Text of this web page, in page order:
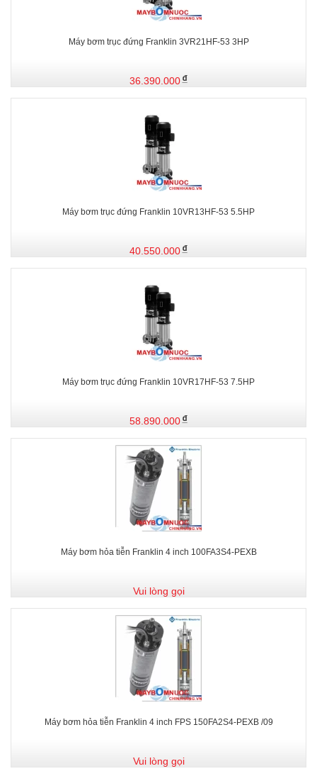
Máy bơm trục đứng Franklin 3VR21HF-53 3HP
36.390.000
Máy bơm trục đứng Franklin 10VR13HF-53 5.5HP
40.550.000
Máy bơm trục đứng Franklin 10VR17HF-53 7.5HP
58.890.000
Máy bơm hỏa tiễn Franklin 4 inch 100FA3S4-PEXB
Vui lòng gọi
Máy bơm hỏa tiễn Franklin 4 inch FPS 150FA2S4-PEXB /09
Vui lòng gọi